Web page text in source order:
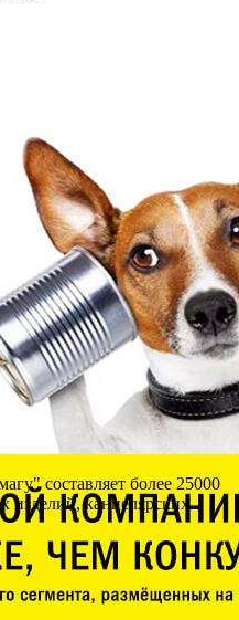
составляет более 25000
канцелярских